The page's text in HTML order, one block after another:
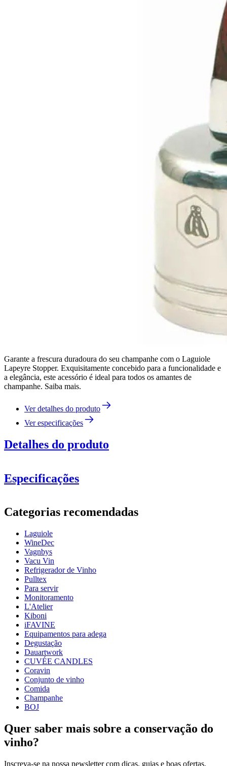
Garante a frescura duradoura do seu champanhe com o Laguiole
Lapeyre Stopper. Exquisitamente concebido para a funcionalidade e
a elegância, este acessório é ideal para todos os amantes de
champanhe. Saiba mais.
Ver detalhes do produto
Ver especificações
Detalhes do produto
O cabo é feito de madeira pakka.
Especificações
Número do produto40-268-575
Dimensões (LxAxP cm)
Peso (kg)
Largura (cm)
profundidade (cm)37
wine accessories
Status When Soldout
Categorias recomendadas
Laguiole
WineDec
Vagnbys
Vacu Vin
Refrigerador de Vinho
Pulltex
Para servir
Monitoramento
L'Atelier
Kiboni
iFAVINE
Equipamentos para adega
Degustação
Dauartwork
CUVÉE CANDLES
Coravin
Conjunto de vinho
Comida
Champanhe
BOJ
Quer saber mais sobre a conservação do
vinho?
Inscreva-se na nossa newsletter com dicas, guias e boas ofertas.